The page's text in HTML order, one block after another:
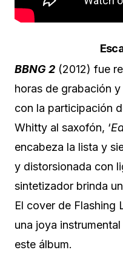
BBNG 2 (2012) fue
horas de grabación
con la participación
Whitty al saxofón, ‘
encabeza la lista y
y distorsionada con
sintetizador brinda
El cover de Flashing
una joya
este álbum.